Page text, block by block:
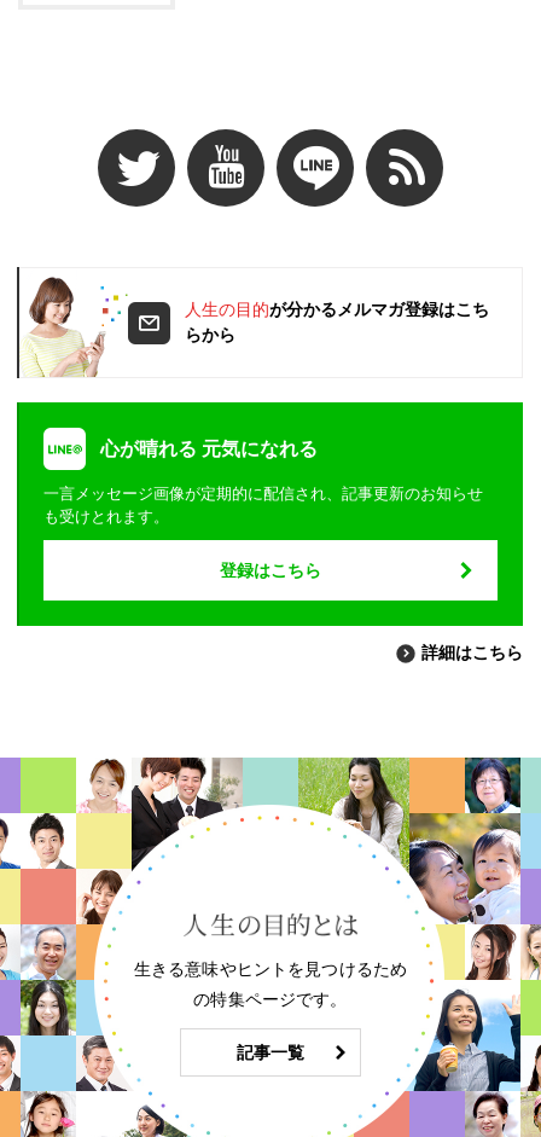
人生の目的が分かるメルマガ登録はこち
らから
心が晴れる 元気になれる
一言メッセージ画像が定期的に配信され、記事更新のお知らせ
も受けとれます。
登録はこちら
詳細はこちら
生きる意味やヒントを見つけるため
の特集ページです。
記事一覧